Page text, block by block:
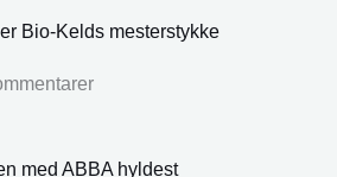
Bio-Kelds mesterstykke
med ABBA hyldest